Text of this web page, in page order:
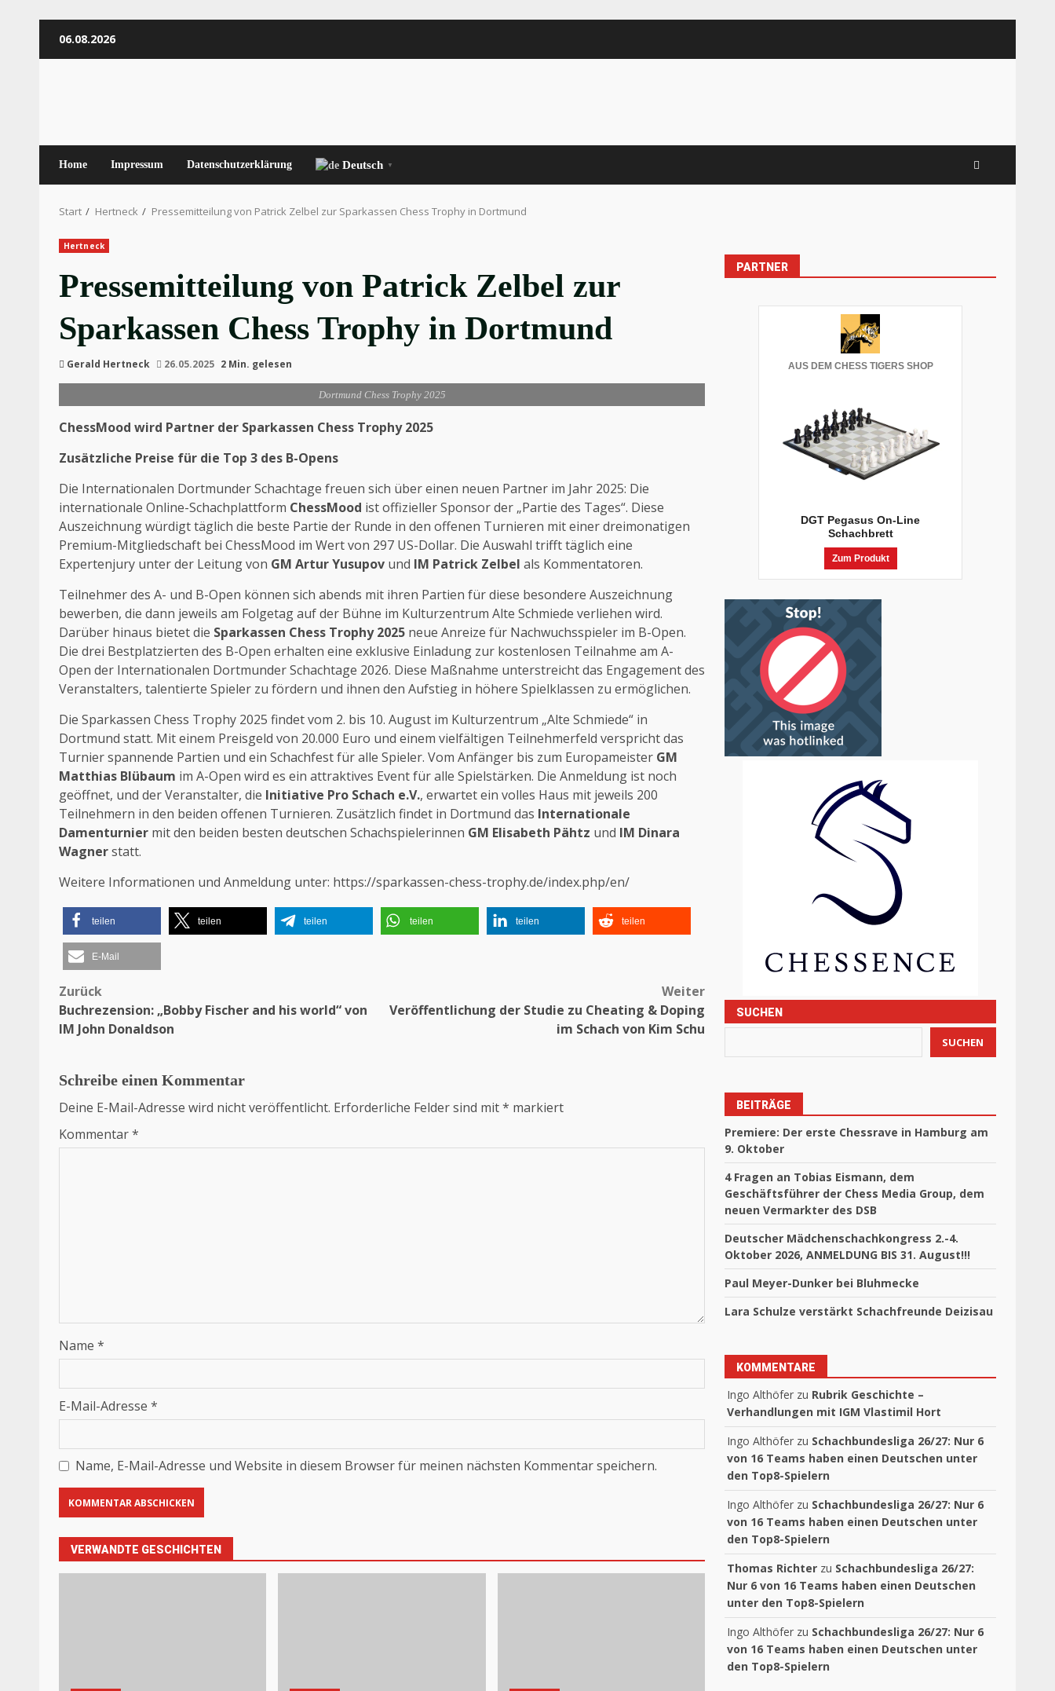
Inhalt06.08.2026
Home Impressum Datenschutzerklärung Deutsch ▼
Start Hertneck Pressemitteilung von Patrick Zelbel zur Sparkassen Chess Trophy in Dortmund
Hertneck
Pressemitteilung von Patrick Zelbel zur
Sparkassen Chess Trophy in Dortmund
Gerald Hertneck 26.05.2025 2 Min. gelesen
Dortmund Chess Trophy 2025
ChessMood wird Partner der Sparkassen Chess Trophy 2025
Zusätzliche Preise für die Top 3 des B-Opens
Die Internationalen Dortmunder Schachtage freuen sich über einen neuen Partner im Jahr 2025: Die
internationale Online-Schachplattform ChessMood ist offizieller Sponsor der „Partie des Tages“. Diese
Auszeichnung würdigt täglich die beste Partie der Runde in den offenen Turnieren mit einer dreimonatigen
Premium-Mitgliedschaft bei ChessMood im Wert von 297 US-Dollar. Die Auswahl trifft täglich eine
Expertenjury unter der Leitung von GM Artur Yusupov und IM Patrick Zelbel als Kommentatoren.
Teilnehmer des A- und B-Open können sich abends mit ihren Partien für diese besondere Auszeichnung
bewerben, die dann jeweils am Folgetag auf der Bühne im Kulturzentrum Alte Schmiede verliehen wird.
Darüber hinaus bietet die Sparkassen Chess Trophy 2025 neue Anreize für Nachwuchsspieler im B-Open.
Die drei Bestplatzierten des B-Open erhalten eine exklusive Einladung zur kostenlosen Teilnahme am A-
Open der Internationalen Dortmunder Schachtage 2026. Diese Maßnahme unterstreicht das Engagement des
Veranstalters, talentierte Spieler zu fördern und ihnen den Aufstieg in höhere Spielklassen zu ermöglichen.
Die Sparkassen Chess Trophy 2025 findet vom 2. bis 10. August im Kulturzentrum „Alte Schmiede“ in
Dortmund statt. Mit einem Preisgeld von 20.000 Euro und einem vielfältigen Teilnehmerfeld verspricht das
Turnier spannende Partien und ein Schachfest für alle Spieler. Vom Anfänger bis zum Europameister GM
Matthias Blübaum im A-Open wird es ein attraktives Event für alle Spielstärken. Die Anmeldung ist noch
geöffnet, und der Veranstalter, die Initiative Pro Schach e.V., erwartet ein volles Haus mit jeweils 200
Teilnehmern in den beiden offenen Turnieren. Zusätzlich findet in Dortmund das Internationale
Damenturnier mit den beiden besten deutschen Schachspielerinnen GM Elisabeth Pähtz und IM Dinara
Wagnerstatt.
Weitere Informationen und Anmeldung unter: https://sparkassen-chess-trophy.de/index.php/en/
teilen teilen teilen teilen teilen teilen
E-Mail
Beitragsnavigation
Zurück
Buchrezension: „Bobby Fischer and his world“ von
IM John Donaldson
Weiter
Veröffentlichung der Studie zu Cheating & Doping
im Schach von Kim Schu
Schreibe einen Kommentar
Deine E-Mail-Adresse wird nicht veröffentlicht. Erforderliche Felder sind mit* markiert
Kommentar*
Name *
E-Mail-Adresse *
Name, E-Mail-Adresse und Website in diesem Browser für meinen nächsten Kommentar speichern.
VERWANDTE GESCHICHTEN
PARTNER
AUS DEM CHESS TIGERS SHOP
DGT Pegasus On-Line
Schachbrett
Zum Produkt
SUCHEN
SUCHEN
BEITRÄGE
Premiere: Der erste Chessrave in Hamburg am
9. Oktober
4 Fragen an Tobias Eismann, dem
Geschäftsführer der Chess Media Group, dem
neuen Vermarkter des DSB
Deutscher Mädchenschachkongress 2.-4.
Oktober 2026, ANMELDUNG BIS 31. August!!!
Paul Meyer-Dunker bei Bluhmecke
Lara Schulze verstärkt Schachfreunde Deizisau
KOMMENTARE
Ingo Althöfer zu Rubrik Geschichte –
Verhandlungen mit IGM Vlastimil Hort
Ingo Althöfer zu Schachbundesliga 26/27: Nur 6
von 16 Teams haben einen Deutschen unter
den Top8-Spielern
Ingo Althöfer zu Schachbundesliga 26/27: Nur 6
von 16 Teams haben einen Deutschen unter
den Top8-Spielern
Thomas Richter zu Schachbundesliga 26/27:
Nur 6 von 16 Teams haben einen Deutschen
unter den Top8-Spielern
Ingo Althöfer zu Schachbundesliga 26/27: Nur 6
von 16 Teams haben einen Deutschen unter
den Top8-Spielern